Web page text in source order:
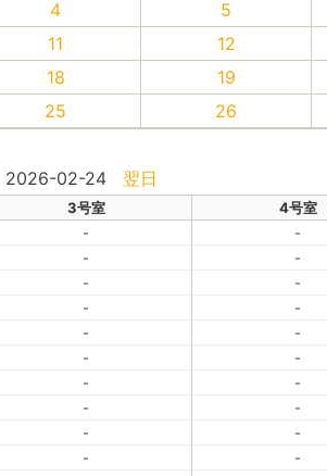
4 5
11 12
18 19
25 26
2026-02-24 翌日
3号室 4号室
- -
- -
- -
- -
- -
- -
- -
- -
- -
- -